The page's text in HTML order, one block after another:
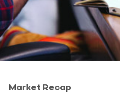
Market Recap